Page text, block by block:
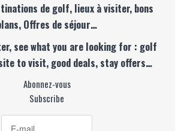
de golf, lieux à visiter, bons
Offres de séjour…
see what you are looking for : golf
to visit, good deals, stay offers…
Abonnez-vous
Subscribe